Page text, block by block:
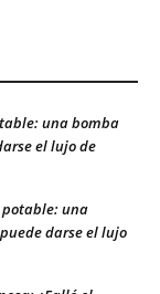
una bomba
el lujo de
potable: una
darse el lujo